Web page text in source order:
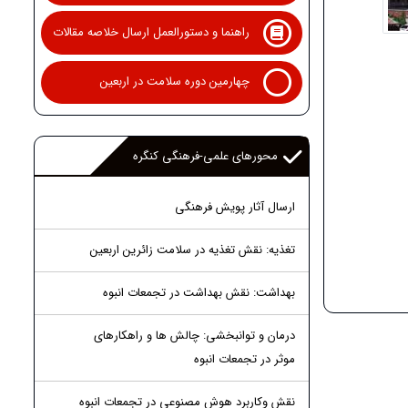
راهنما و دستورالعمل ارسال خلاصه مقالات
چهارمین دوره سلامت در اربعین
محورهای علمی-فرهنگی کنگره
ارسال آثار پویش فرهنگی
تغذیه: نقش تغذیه در سلامت زائرین اربعین
بهداشت: نقش بهداشت در تجمعات انبوه
درمان و توانبخشی: چالش ها و راهکارهای
موثر در تجمعات انبوه
نقش وکاربرد هوش مصنوعی در تجمعات انبوه